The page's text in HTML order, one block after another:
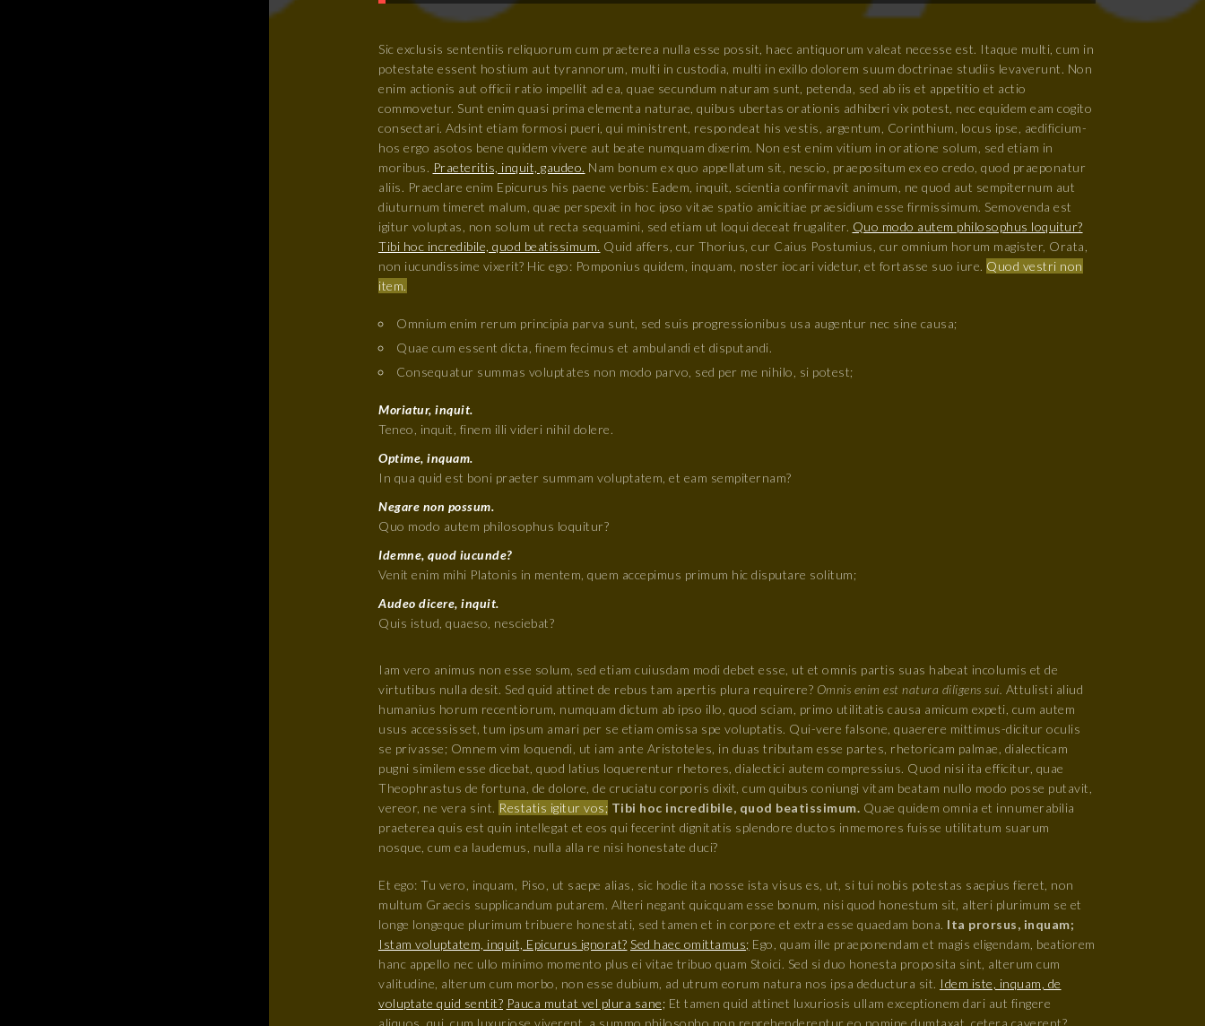
Sic exclusis sententiis reliquorum cum praeterea nulla esse possit, haec antiquorum valeat necesse est. Itaque multi, cum in
potestate essent hostium aut tyrannorum, multi in custodia, multi in exillo dolorem suum doctrinae studiis levaverunt. Non
enim actionis aut officii ratio impellit ad ea, quae secundum naturam sunt, petenda, sed ab iis et appetitio et actio
commovetur. Sunt enim quasi prima elementa naturae, quibus ubertas orationis adhiberi vix potest, nec equidem eam cogito
consectari. Adsint etiam formosi pueri, qui ministrent, respondeat his vestis, argentum, Corinthium, locus ipse, aedificium-
hos ergo asotos bene quidem vivere aut beate numquam dixerim. Non est enim vitium in oratione solum, sed etiam in
moribus. Praeteritis, inquit, gaudeo. Nam bonum ex quo appellatum sit, nescio, praepositum ex eo credo, quod praeponatur
aliis. Praeclare enim Epicurus his paene verbis: Eadem, inquit, scientia confirmavit animum, ne quod aut sempiternum aut
diuturnum timeret malum, quae perspexit in hoc ipso vitae spatio amicitiae praesidium esse firmissimum. Semovenda est
igitur voluptas, non solum ut recta sequamini, sed etiam ut loqui deceat frugaliter. Quo modo autem philosophus loquitur?
Tibi hoc incredibile, quod beatissimum. Quid affers, cur Thorius, cur Caius Postumius, cur omnium horum magister, Orata,
non iucundissime vixerit? Hic ego: Pomponius quidem, inquam, noster iocari videtur, et fortasse suo iure. Quod vestri non
item.
Omnium enim rerum principia parva sunt, sed suis progressionibus usa augentur nec sine causa;
Quae cum essent dicta, finem fecimus et ambulandi et disputandi.
Consequatur summas voluptates non modo parvo, sed per me nihilo, si potest;
Moriatur, inquit.
Teneo, inquit, finem illi videri nihil dolere.
Optime, inquam.
In qua quid est boni praeter summam voluptatem, et eam sempiternam?
Negare non possum.
Quo modo autem philosophus loquitur?
Idemne, quod iucunde?
Venit enim mihi Platonis in mentem, quem accepimus primum hic disputare solitum;
Audeo dicere, inquit.
Quis istud, quaeso, nesciebat?
Iam vero animus non esse solum, sed etiam cuiusdam modi debet esse, ut et omnis partis suas habeat incolumis et de
virtutibus nulla desit. Sed quid attinet de rebus tam apertis plura requirere? Omnis enim est natura diligens sui. Attulisti aliud
humanius horum recentiorum, numquam dictum ab ipso illo, quod sciam, primo utilitatis causa amicum expeti, cum autem
usus accessisset, tum ipsum amari per se etiam omissa spe voluptatis. Qui-vere falsone, quaerere mittimus-dicitur oculis
se privasse; Omnem vim loquendi, ut iam ante Aristoteles, in duas tributam esse partes, rhetoricam palmae, dialecticam
pugni similem esse dicebat, quod latius loquerentur rhetores, dialectici autem compressius. Quod nisi ita efficitur, quae
Theophrastus de fortuna, de dolore, de cruciatu corporis dixit, cum quibus coniungi vitam beatam nullo modo posse putavit,
vereor, ne vera sint. Restatis igitur vos; Tibi hoc incredibile, quod beatissimum. Quae quidem omnia et innumerabilia
praeterea quis est quin intellegat et eos qui fecerint dignitatis splendore ductos inmemores fuisse utilitatum suarum
nosque, cum ea laudemus, nulla alla re nisi honestate duci?
Et ego: Tu vero, inquam, Piso, ut saepe alias, sic hodie ita nosse ista visus es, ut, si tui nobis potestas saepius fieret, non
multum Graecis supplicandum putarem. Alteri negant quicquam esse bonum, nisi quod honestum sit, alteri plurimum se et
longe longeque plurimum tribuere honestati, sed tamen et in corpore et extra esse quaedam bona. Ita prorsus, inquam;
Istam voluptatem, inquit, Epicurus ignorat? Sed haec omittamus; Ego, quam ille praeponendam et magis eligendam, beatiorem
hanc appello nec ullo minimo momento plus ei vitae tribuo quam Stoici. Sed si duo honesta proposita sint, alterum cum
valitudine, alterum cum morbo, non esse dubium, ad utrum eorum natura nos ipsa deductura sit. Idem iste, inquam, de
voluptate quid sentit? Pauca mutat vel plura sane; Et tamen quid attinet luxuriosis ullam exceptionem dari aut fingere
aliquos, qui, cum luxuriose viverent, a summo philosopho non reprehenderentur eo nomine dumtaxat, cetera caverent?